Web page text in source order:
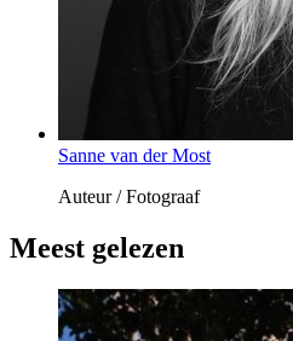
Sanne van der Most
Auteur / Fotograaf
Meest gelezen